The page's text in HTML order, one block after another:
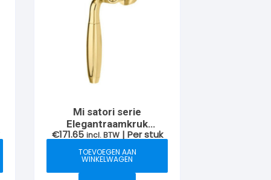
Mi satori serie
Elegantraamkruk
afsluitbaar verkropt links
SKG**, Messing-ongelakt
€171.65 incl. BTW | Per stuk
TOEVOEGEN AAN
WINKELWAGEN